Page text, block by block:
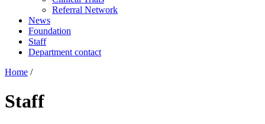
Referral Network
News
Foundation
Staff
Department contact
Home /
Staff